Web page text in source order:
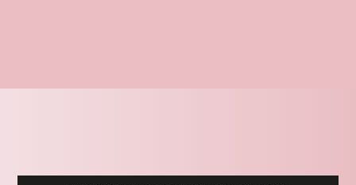
VOLVER AL HOME
VOLVER AL HOME
VOLVER AL HOME